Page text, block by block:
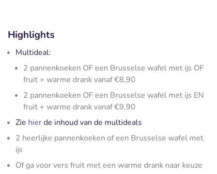
Highlights
Multideal:
2 pannenkoeken OF een Brusselse wafel met ijs OF
fruit + warme drank vanaf €8,90
2 pannenkoeken OF een Brusselse wafel met ijs EN
fruit + warme drank vanaf €9,90
Zie hierde inhoud van de multideals
2 heerlijke pannenkoeken of een Brusselse wafel met
ijs
Of ga voor vers fruit met een warme drank naar keuze